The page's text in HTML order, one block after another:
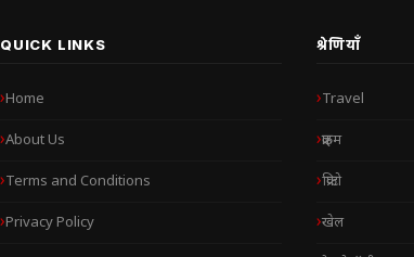
QUICK LINKS
Home
About Us
Terms and Conditions
Privacy Policy
श्रेणियाँ
Travel
क्राइम
क्रिप्टो
खेल